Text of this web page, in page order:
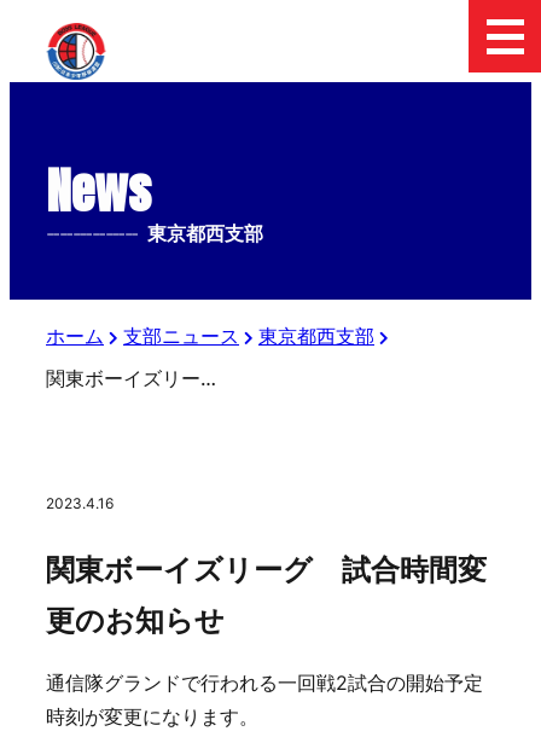
News
-------------- 東京都西支部
ホーム 支部ニュース
東京都西支部
関東ボーイズリーグ 試合時間変更のお知らせ
2023.4.16
関東ボーイズリーグ 試合時間変
更のお知らせ
通信隊グランドで行われる一回戦2試合の開始予定
時刻が変更になります。